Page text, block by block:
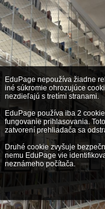
EduPage nepoužíva žiadne
iné súkromie ohrozujúce
nezdieľajú s tretími stranami.
EduPage používa iba 2
fungovanie prihlasovania.
zatvorení prehliadača sa
Druhé cookie zvyšuje
nemu EduPage vie
neznámeho počítača.